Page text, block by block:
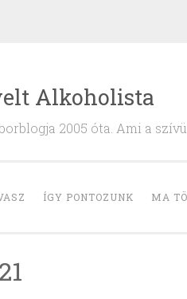
Alkoholista
2005 óta. Ami a
ÍGY PONTOZUNK MA